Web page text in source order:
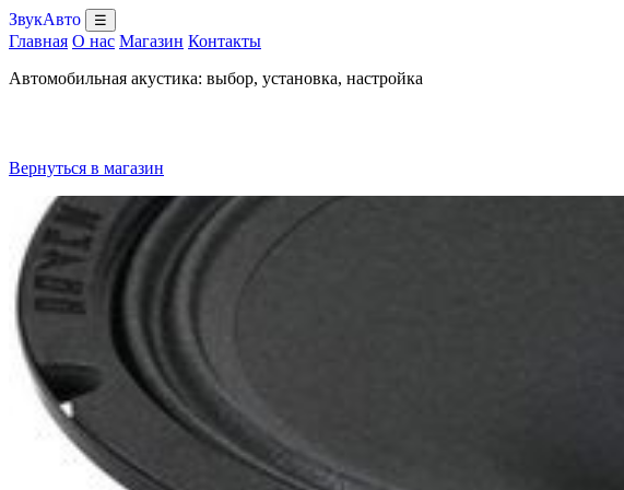
ЗвукАвто ☰
Главная О нас Магазин Контакты
Автомобильная акустика: выбор, установка, настройка
Вернуться в магазин